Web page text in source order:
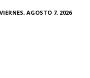
VIERNES, AGOSTO 7, 2026